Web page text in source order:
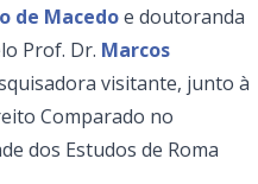
de Macedo e doutoranda
Prof. Dr. Marcos
visitante, junto à
Comparado no
dos Estudos de Roma